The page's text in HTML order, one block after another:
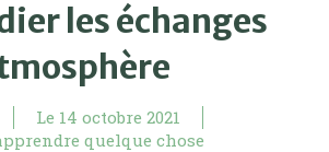
les échanges
Le 14 octobre 2021
quelque chose